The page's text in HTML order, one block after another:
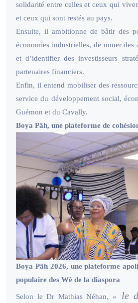
solidarité entre celles et ceux qui
et ceux qui sont restés au pays.
Ensuite, il ambitionne de bâtir des
économies industrielles, de nouer des
et d’identifier des investisseurs
partenaires financiers.
Enfin, il entend mobiliser des
service du développement social,
Guémon et du Cavally.
Boya Pâh, une plateforme de
Boya Pâh 2026, une plateforme
populaire des Wê de la diaspora
Selon le Dr Mathias Néhan, «
le